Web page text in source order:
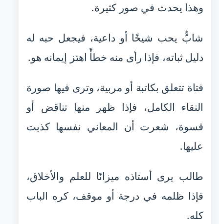
وهذا يحدث في صور كثيرة.
شابٌّ يحب شيخًا أو داعية، فيجعل حبه له
دليل ثباته، فإذا رأى منه خطأً اهتز إيمانه هو.
فتاة تتعلق بكاتبة أو مربية، وترى فيها صورة
النقاء الكامل، فإذا ظهر منها تناقض أو
قسوة، شعرت أن المعاني نفسها كذبت
عليها.
طالب يرى أستاذه ميزانًا للعلم والأخلاق،
فإذا ظلمه في درجة أو موقف، كره الباب
كله.